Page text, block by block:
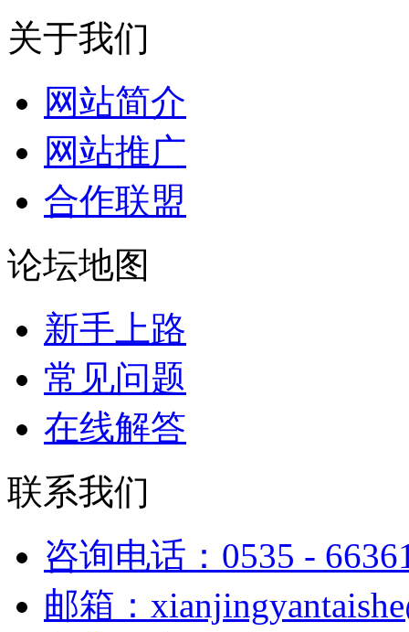
关于我们
网站简介
网站推广
合作联盟
论坛地图
新手上路
常见问题
在线解答
联系我们
咨询电话：0535 -
邮箱：